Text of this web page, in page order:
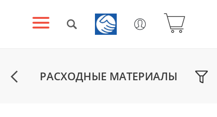
РАСХОДНЫЕ МАТЕРИАЛЫ